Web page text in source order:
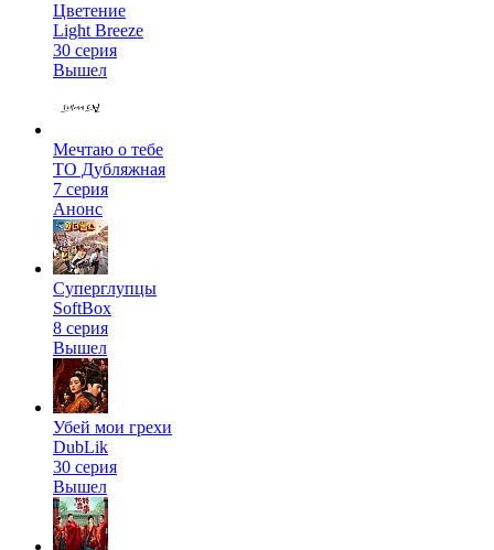
Цветение
Light Breeze
30 серия
Вышел
Мечтаю о тебе
ТО Дубляжная
7 серия
Анонс
Суперглупцы
SoftBox
8 серия
Вышел
Убей мои грехи
DubLik
30 серия
Вышел